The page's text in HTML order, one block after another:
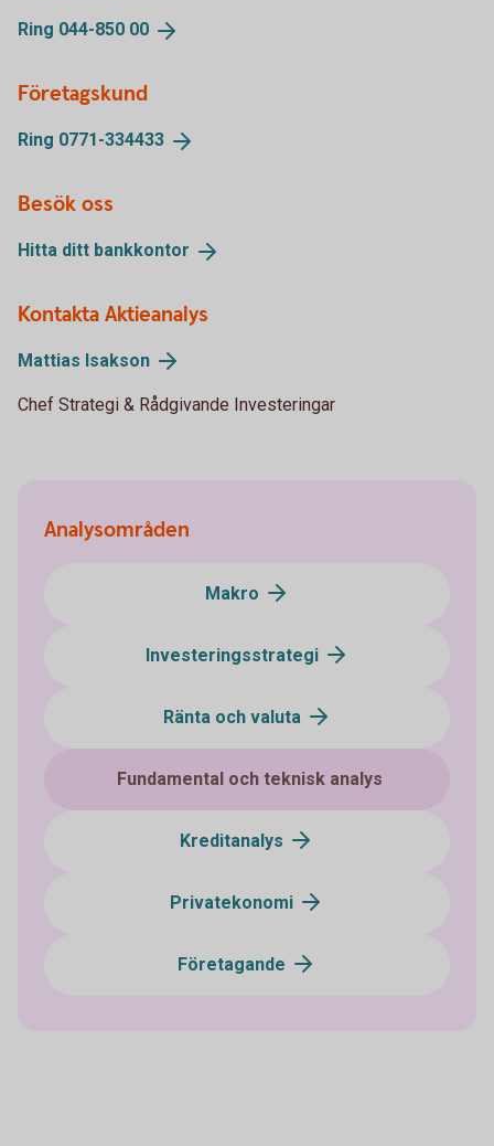
Ring 044-850 00
Företagskund
Ring 0771-334433
Besök oss
Hitta ditt bankkontor
Kontakta Aktieanalys
Mattias Isakson
Chef Strategi & Rådgivande Investeringar
Analysområden
Makro
Investeringsstrategi
Ränta och valuta
Fundamental och teknisk analys
Kreditanalys
Privatekonomi
Företagande